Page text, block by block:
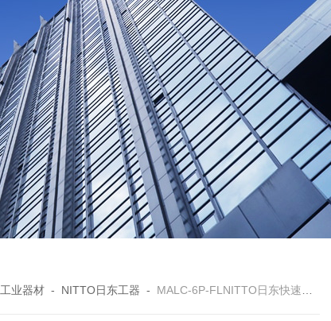
工业器材 - NITTO日东工器 - MALC-6P-FLNITTO日东快速接头日东接头